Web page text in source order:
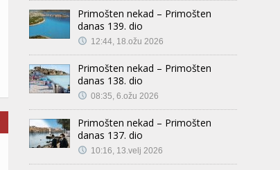
Primošten nekad – Primošten
danas 139. dio
12:44, 18.ožu 2026
Primošten nekad – Primošten
danas 138. dio
08:35, 6.ožu 2026
Primošten nekad – Primošten
danas 137. dio
10:16, 13.velj 2026